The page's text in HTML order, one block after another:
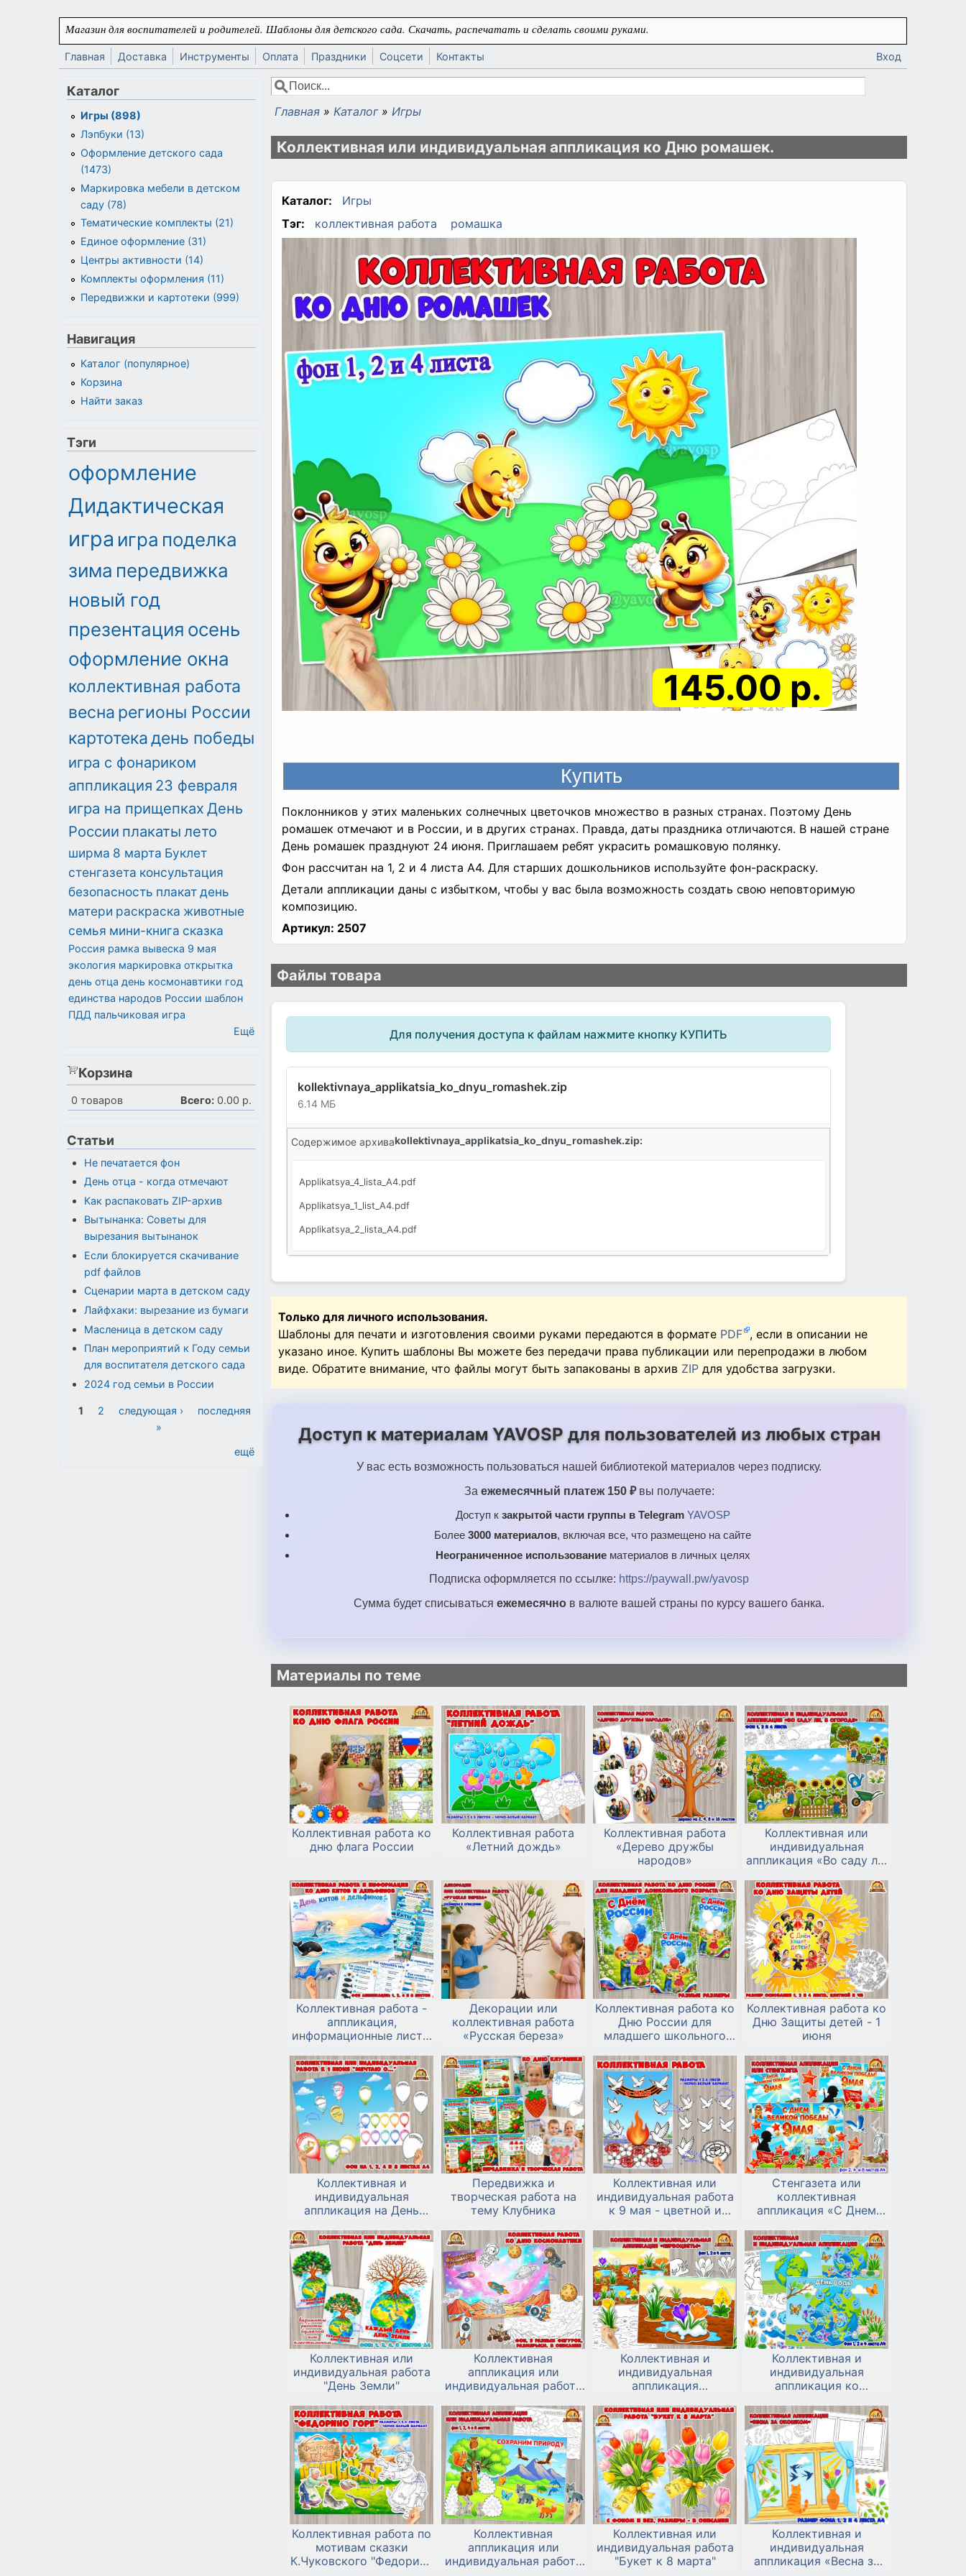
Перейти к основному содержанию
Магазин для воспитателей и родителей. Шаблоны для детского сада. Скачать, распечатать и сделать своими руками.
Главная Доставка Инструменты Оплата Праздники Соцсети Контакты Вход
Форма поиска
Поиск
Вы здесь
Главная » Каталог » Игры
Коллективная или индивидуальная аппликация ко Дню ромашек.
Каталог:
Игры
Тэг:
коллективная работа ромашка
145.00 р.
Поклонников у этих маленьких солнечных цветочков множество в разных странах. Поэтому День
ромашек отмечают и в России, и в других странах. Правда, даты праздника отличаются. В нашей стране
День ромашек празднуют 24 июня. Приглашаем ребят украсить ромашковую полянку.
Фон рассчитан на 1, 2 и 4 листа А4. Для старших дошкольников используйте фон-раскраску.
Детали аппликации даны с избытком, чтобы у вас была возможность создать свою неповторимую
композицию.
Артикул: 2507
Файлы товара
Для получения доступа к файлам нажмите кнопку КУПИТЬ
kollektivnaya_applikatsia_ko_dnyu_romashek.zip
6.14 МБ
Содержимое архиваkollektivnaya_applikatsia_ko_dnyu_romashek.zip:
Applikatsya_4_lista_A4.pdf
Applikatsya_1_list_A4.pdf
Applikatsya_2_lista_A4.pdf
Только для личного использования.
Шаблоны для печати и изготовления своими руками передаются в формате PDF , если в описании не
указано иное. Купить шаблоны Вы можете без передачи права публикации или перепродажи в любом
виде. Обратите внимание, что файлы могут быть запакованы в архив ZIP для удобства загрузки.
Доступ к материалам YAVOSP для пользователей из любых стран
У вас есть возможность пользоваться нашей библиотекой материалов через подписку.
За ежемесячный платеж 150 ₽вы получаете:
Доступ к закрытой части группы в Telegram YAVOSP
Более 3000 материалов, включая все, что размещено на сайте
Неограниченное использованиематериалов в личных целях
Подписка оформляется по ссылке: https://paywall.pw/yavosp
Сумма будет списываться ежемесячно в валюте вашей страны по курсу вашего банка.
Материалы по теме
Коллективная работа ко
дню флага России
Коллективная работа
«Летний дождь»
Коллективная работа
«Дерево дружбы
народов»
Коллективная или
индивидуальная
аппликация «Во саду ли,
Коллективная работа -
аппликация,
информационные листы
рисования ко Дню китов
и дельфинов.
Декорации или
коллективная работа
«Русская береза»
Коллективная работа ко
Дню России для
младшего школьного
Коллективная работа ко
Дню Защиты детей - 1
июня
Коллективная и
индивидуальная
аппликация на День
о...»
Передвижка и
творческая работа на
тему Клубника
Коллективная или
индивидуальная работа
к 9 мая - цветной и
Стенгазета или
коллективная
аппликация «С Днем
мая
Коллективная или
индивидуальная работа
"День Земли"
Коллективная
аппликация или
индивидуальная работа
апреля
Коллективная и
индивидуальная
аппликация
Коллективная и
индивидуальная
аппликация ко
Водных ресурсов — 22
марта
Коллективная работа по
мотивам сказки
К.Чуковского "Федорино
Коллективная
аппликация или
индивидуальная работа
Коллективная или
индивидуальная работа
"Букет к 8 марта"
Коллективная и
индивидуальная
аппликация «Весна за
Каталог
Игры (898)
Лэпбуки (13)
Оформление детского сада
(1473)
Маркировка мебели в детском
саду (78)
Тематические комплекты (21)
Единое оформление (31)
Центры активности (14)
Комплекты оформления (11)
Передвижки и картотеки (999)
Навигация
Каталог (популярное)
Корзина
Найти заказ
Тэги
оформление
Дидактическая
игра игра поделка
зима передвижка
новый год
презентация осень
оформление окна
коллективная работа
весна регионы России
картотекадень победы
игра с фонариком
аппликация 23 февраля
игра на прищепках День
России плакаты лето
ширма 8 марта Буклет
стенгазета консультация
безопасность плакатдень
матери раскраска животные
семья мини-книга сказка
Россия рамка вывеска 9 мая
экология маркировка открытка
день отца день космонавтики год
единства народов России шаблон
ПДД пальчиковая игра
Ещё
Корзина
0 товаров Всего: 0.00 р.
Статьи
Не печатается фон
День отца - когда отмечают
Как распаковать ZIP-архив
Вытынанка: Советы для
вырезания вытынанок
Если блокируется скачивание
pdf файлов
Сценарии марта в детском саду
Лайфхаки: вырезание из бумаги
Масленица в детском саду
План мероприятий к Году семьи
для воспитателя детского сада
2024 год семьи в России
Страницы
1 2 следующая ›
последняя
»
ещё